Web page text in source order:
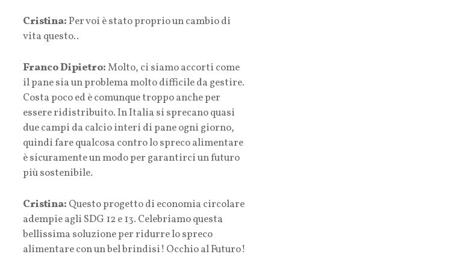
Cristina:Per voi è stato proprio un cambio di
vita questo..
Franco Dipietro:Molto, ci siamo accorti come
il pane sia un problema molto difficile da gestire.
Costa poco ed è comunque troppo anche per
essere ridistribuito. In Italia si sprecano quasi
due campi da calcio interi di pane ogni giorno,
quindi fare qualcosa contro lo spreco alimentare
è sicuramente un modo per garantirci un futuro
più sostenibile.
Cristina: Questo progetto di economia circolare
adempie agli SDG 12 e 13. Celebriamo questa
bellissima soluzione per ridurre lo spreco
alimentare con un bel brindisi! Occhio al Futuro!